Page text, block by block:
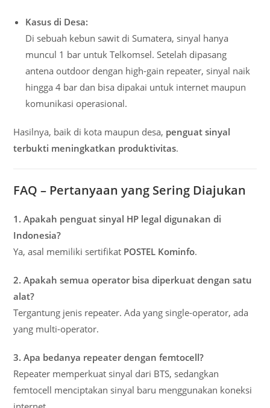
Kasus di Desa:
Di sebuah kebun sawit di Sumatera, sinyal hanya
muncul 1 bar untuk Telkomsel. Setelah dipasang
antena outdoor dengan high-gain repeater, sinyal naik
hingga 4 bar dan bisa dipakai untuk internet maupun
komunikasi operasional.
Hasilnya, baik di kota maupun desa, penguat sinyal
terbukti meningkatkan produktivitas.
FAQ – Pertanyaan yang Sering Diajukan
1. Apakah penguat sinyal HP legal digunakan di
Indonesia?
Ya, asal memiliki sertifikat POSTEL Kominfo.
2. Apakah semua operator bisa diperkuat dengan satu
alat?
Tergantung jenis repeater. Ada yang single-operator, ada
yang multi-operator.
3. Apa bedanya repeater dengan femtocell?
Repeater memperkuat sinyal dari BTS, sedangkan
femtocell menciptakan sinyal baru menggunakan koneksi